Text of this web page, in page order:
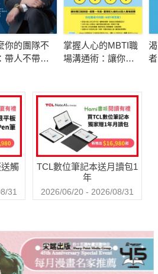
行力才能順利完成，而良好的執行
精神和靈活變通。領導者應該讓下屬
也是領導者管理能力的重要展現。
層級的人進行溝通，以及如何處理員
發揮自己的長處，互相配合完成任
效和凝聚力更強。領導者應該善於凝
到團隊的榮譽感和責任感。
你的團隊不
帶人不帶
掌握人心的MBTI職
場溝通術：讓你開
的16型人職場指南
觸
31
TCL數位筆記本送月讀包1
年
2026/06/20 - 2026/08/31